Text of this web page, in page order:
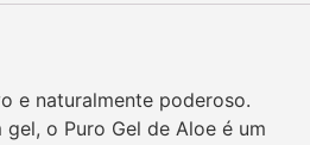
e naturalmente poderoso.
o Puro Gel de Aloe é um